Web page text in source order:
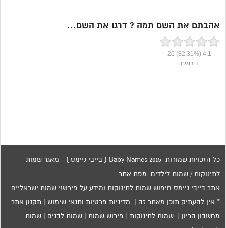
אהבתם את השם תמה ? דרגו את השם...
4.1
(82.31%)
26
דירוגים
כל הזכויות שמורות 2015 Baby Names ( בייבי ניימס ) - מאגר שמות
לתינוקות / שמות לילדים. מפת אתר
אתר בייבי ניימס חיפוש שמות לתינוקות ומידע על פירושי שמות ישראליים
* אין להעתיק תוכן מאתר זה | מדיניות פרטיות ותנאי שימוש תקנון אתר
מחשבון הריון |שמות לתינוקות פירוש שמות |שמות לבנים |שמות